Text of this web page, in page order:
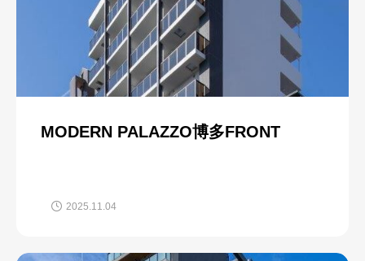
MODERN PALAZZO博多FRONT
2025.11.04